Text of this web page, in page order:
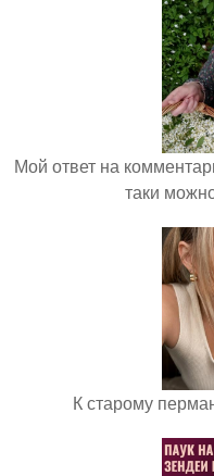
Мой ответ на
таки
К старому